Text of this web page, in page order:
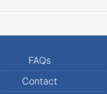
FAQs
Contact